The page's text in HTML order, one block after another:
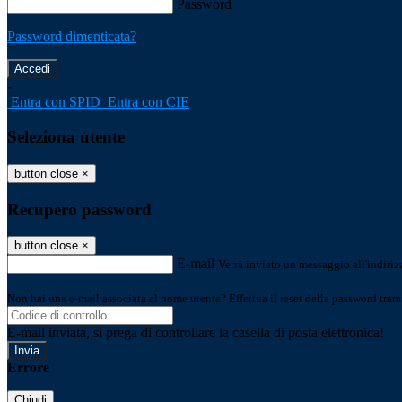
Password
Password dimenticata?
-
Entra con SPID Entra con CIE
Seleziona utente
button close ×
Recupero password
button close ×
E-mail Verrà inviato un messaggio
Non hai una e-mail associata al nome utente? Effettua il reset della password
E-mail inviata, si prega di controllare la casella di posta elettronica!
Errore